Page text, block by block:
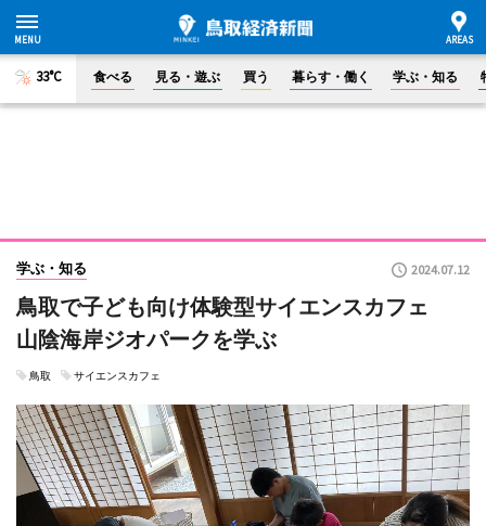
33°C 食べる 見る・遊ぶ 買う 暮らす・働く 学ぶ・知る
学ぶ・知る 2024.07.12
鳥取で子ども向け体験型サイエンスカフェ
山陰海岸ジオパークを学ぶ
鳥取 サイエンスカフェ